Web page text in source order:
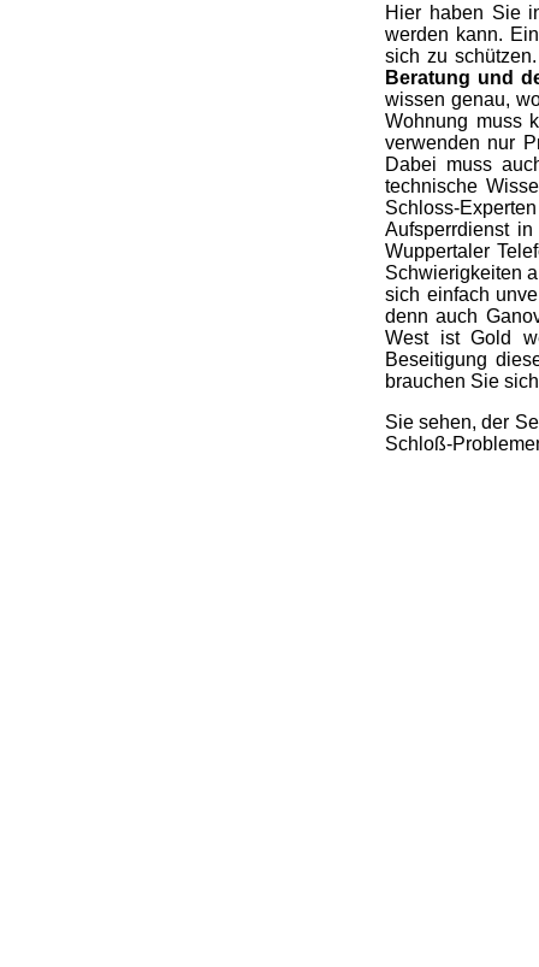
Hier haben Sie
werden kann.
sich zu
Beratung und
wissen genau,
Wohnung muss
verwenden nur
Dabei muss
technische
Schloss-
Aufsperrdienst
Wuppertaler
Schwierigkeiten
sich einfach
denn auch
West ist Gold
Beseitigung
brauchen Sie
Sie sehen, der
Schloß-